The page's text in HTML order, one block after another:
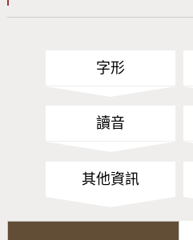
字形
讀音
其他資訊